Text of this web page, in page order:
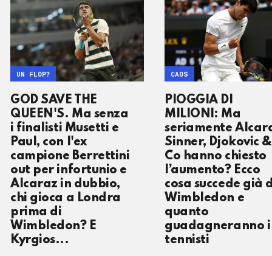
GOD SAVE THE
QUEEN'S. Ma senza
i finalisti Musetti e
Paul, con l'ex
campione Berrettini
out per infortunio e
Alcaraz in dubbio,
chi gioca a Londra
prima di
Wimbledon? E
Kyrgios...
UN FLOP?
PIOGGIA DI
MILIONI: Ma
seriamente
Sinner, Djokovic &
Co hanno chiesto
l’aumento? Ecco
cosa succede già
Wimbledon e
quanto
guadagneranno i
tennisti
CAOS